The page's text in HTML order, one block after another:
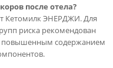
после отела?
Кетомилк ЭНЕРДЖИ. Для
риска рекомендован
повышенным содержанием